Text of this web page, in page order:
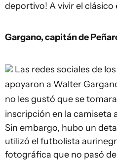
deportivo! A vivir el clásico
Gargano, capitán de
Las redes sociales de
apoyaron a Walter
no les gustó que se
inscripción en la camiseta
Sin embargo, hubo un
utilizó el futbolista
fotográfica que no pasó